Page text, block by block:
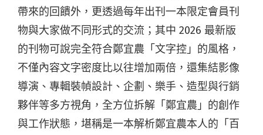
帶來的回饋外，更透過每年出刊一本限定會員刊
物與大家做不同形式的交流；其中 2026 最新版
的刊物可說完全符合鄭宜農「文字控」的風格，
不僅內容文字密度比以往增加兩倍，還集結影像
導演、專輯裝幀設計、企劃、樂手、造型與行銷
夥伴等多方視角，全方位拆解「鄭宜農」的創作
與工作狀態，堪稱是一本解析鄭宜農本人的「百